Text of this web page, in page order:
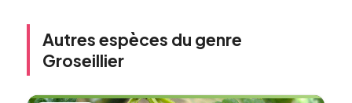
Autres espèces du genre
Groseillier